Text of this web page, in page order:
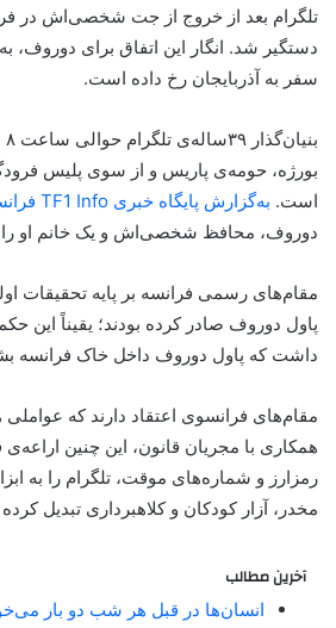
تلگرام بعد از خروج از جت شخصی‌اش در
دستگیر شد. انگار این اتفاق برای دوروف،
سفر به آذربایجان رخ داده است.
بورژه، حومه‌ی پاریس و از سوی پلیس
است. به‌گزارش پایگاه خبری TF1 Info فرانسه
دوروف، محافظ شخصی‌اش و یک خانم او
مقام‌های رسمی فرانسه بر پایه تحقیقات
پاول دوروف صادر کرده بودند؛ یقیناً این
داشت که پاول دوروف داخل خاک فرانسه
مقام‌های فرانسوی اعتقاد دارند که
همکاری با مجریان قانون، این چنین اراعه‌ی
رمزارز و شماره‌های موقت، تلگرام را به
مخدر، آزار کودکان و کلاهبرداری تبدیل
آخرین مطالب
انسان‌ها در قبل هر شب دو بار